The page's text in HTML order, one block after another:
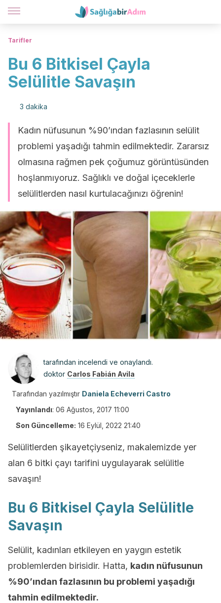
Tarifler
Bu 6 Bitkisel Çayla
Selülitle Savaşın
3 dakika
Kadın nüfusunun %90’ından fazlasının selülit
problemi yaşadığı tahmin edilmektedir. Zararsız
olmasına rağmen pek çoğumuz görüntüsünden
hoşlanmıyoruz. Sağlıklı ve doğal içeceklerle
selülitlerden nasıl kurtulacağınızı öğrenin!
tarafından incelendi ve onaylandı.
doktor Carlos Fabián Avila
Tarafından yazılmıştır Daniela Echeverri Castro
Yayınlandı: 06 Ağustos, 2017 11:00
Son Güncelleme: 16 Eylül, 2022 21:40
Selülitlerden şikayetçiyseniz, makalemizde yer
alan 6 bitki çayı tarifini uygulayarak selülitle
savaşın!
Bu 6 Bitkisel Çayla Selülitle
Savaşın
Selülit, kadınları etkileyen en yaygın estetik
problemlerden birisidir. Hatta, kadın nüfusunun
%90’ından fazlasının bu problemi yaşadığı
tahmin edilmektedir.